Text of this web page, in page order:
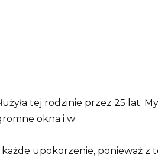
tej rodzinie przez 25 lat.
okna i w
każde upokorzenie, ponieważ z